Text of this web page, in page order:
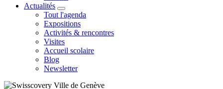
Actualités
Tout l'agenda
Expositions
Activités & rencontres
Visites
Accueil scolaire
Blog
Newsletter